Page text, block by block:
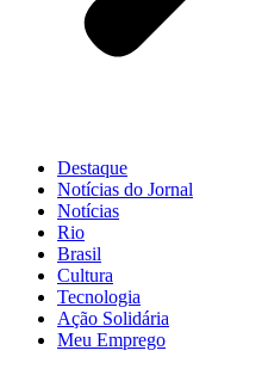
Destaque
Notícias do Jornal
Notícias
Rio
Brasil
Cultura
Tecnologia
Ação Solidária
Meu Emprego